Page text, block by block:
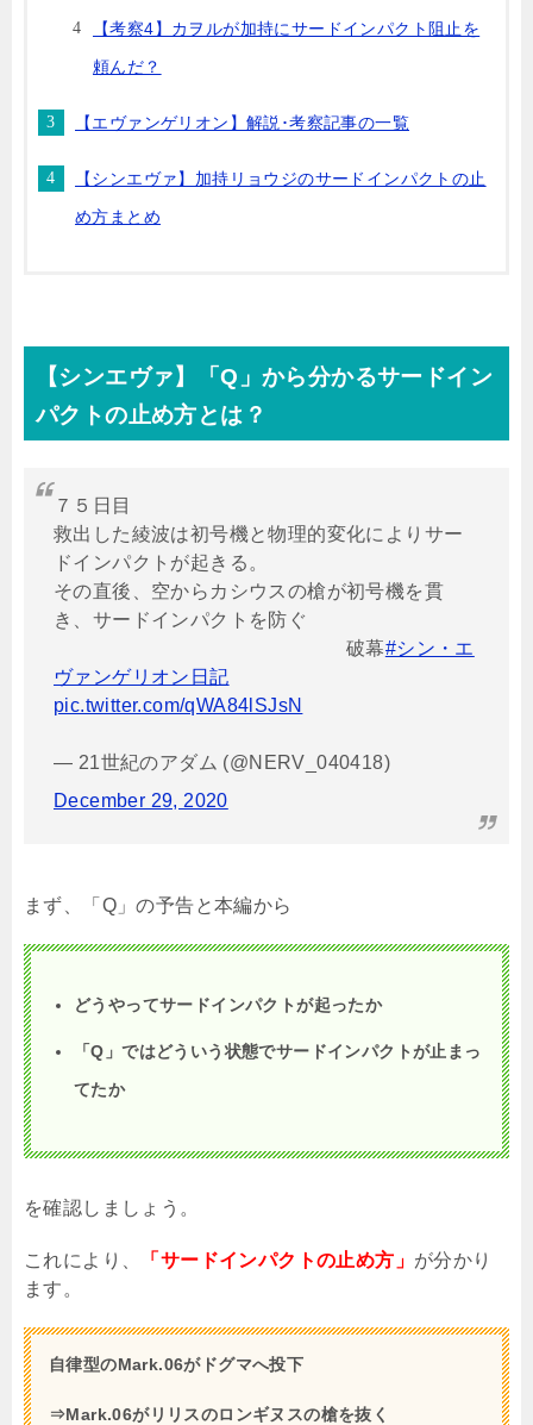
【考察4】カヲルが加持にサードインパクト阻止を
頼んだ？
【エヴァンゲリオン】解説･考察記事の一覧
【シンエヴァ】加持リョウジのサードインパクトの止
め方まとめ
【シンエヴァ】「Q 」から分かるサードイン
パクトの止め方とは？
７５日目
救出した綾波は初号機と物理的変化によりサー
ドインパクトが起きる。
その直後、空からカシウスの槍が初号機を貫
き、サードインパクトを防ぐ
破幕#シン・エ
ヴァンゲリオン日記
pic.twitter.com/qWA84lSJsN
— 21世紀のアダム (@NERV_040418)
December 29, 2020
まず、「 Q 」の予告と本編から
どうやってサードインパクトが起ったか
「Q 」ではどういう状態でサードインパクトが止まっ
てたか
を確認しましょう。
これにより、 「サードインパクトの止め方」 が分かり
ます。
自律型のMark.06がドグマへ投下
⇒Mark.06がリリスのロンギヌスの槍を抜く